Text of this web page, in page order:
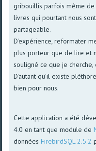
gribouillis parfois même
livres qui pourtant nous
partageable.
D'expérience, reformater
plus porteur que de lire et
souligné ce que je
D'autant qu'il existe
bien pour nous.
Cette application a été
4.0 en tant que module de
donnéesFirebirdSQL 2.5.2